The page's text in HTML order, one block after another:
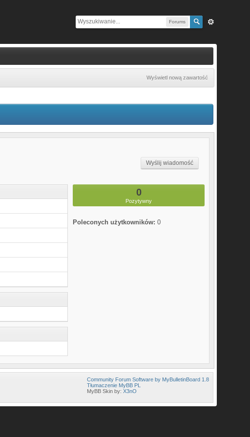
Forums
Wyświetl nową zawartość
Wyślij wiadomość
0
Pozytywny
Poleconych użytkowników: 0
Community Forum Software by MyBulletinBoard 1.8
Tłumaczenie MyBB PL
MyBB Skin by:X3nO